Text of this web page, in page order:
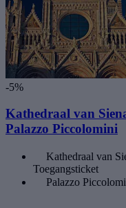
-5%
Kathedraal van
Palazzo Piccolomini
Kathedraal van
Toegangsticket
Palazzo